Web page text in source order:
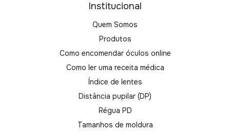
Institucional
Quem Somos
Produtos
Como encomendar óculos online
Como ler uma receita médica
Índice de lentes
Distância pupilar (DP)
Régua PD
Tamanhos de moldura